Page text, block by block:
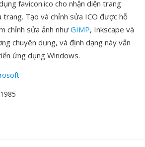
favicon.ico cho nhận diện trang
Tạo và chỉnh sửa ICO được hỗ
chỉnh sửa ảnh nhưGIMP, Inkscape và
chuyên dụng, và định dạng này vẫn
ứng dụng Windows.